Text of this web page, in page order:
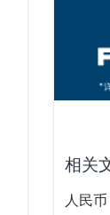
相关
人民